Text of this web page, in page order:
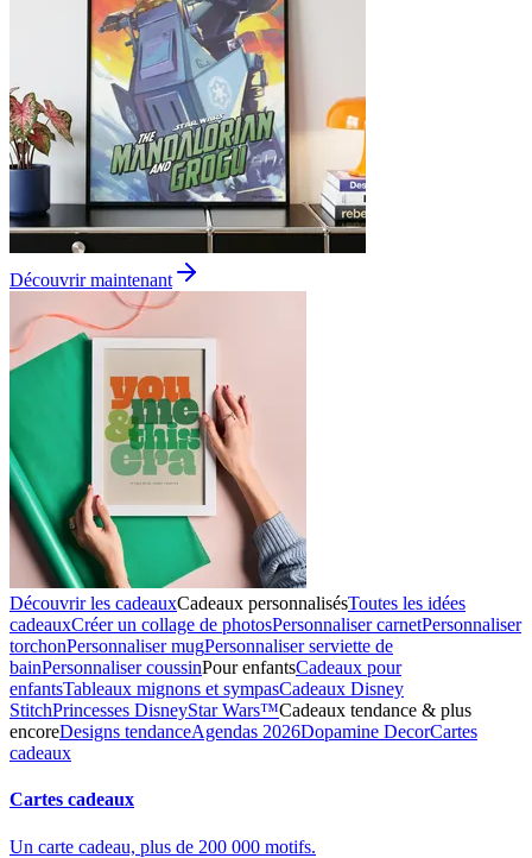
Découvrir maintenant
Découvrir les cadeauxCadeaux personnalisésToutes les idées
cadeauxCréer un collage de photosPersonnaliser carnetPersonnaliser
torchonPersonnaliser mugPersonnaliser serviette de
bainPersonnaliser coussinPour enfantsCadeaux pour
enfantsTableaux mignons et sympasCadeaux Disney
StitchPrincesses DisneyStar Wars™Cadeaux tendance & plus
encoreDesigns tendanceAgendas 2026Dopamine DecorCartes
cadeaux
Cartes cadeaux
Un carte cadeau, plus de 200 000 motifs.